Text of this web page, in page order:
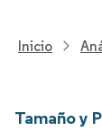
Inicio
Tamaño y